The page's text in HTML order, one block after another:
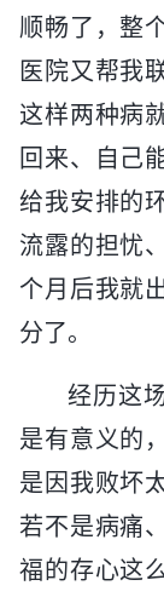
顺畅了，整
医院又帮我
这样两种病
回来、自己
给我安排的
流露的担忧
个月后我就
分了。
经历这
是有意义的
是因我败坏
若不是病痛
福的存心这